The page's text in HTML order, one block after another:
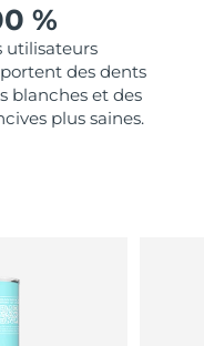
%
utilisateurs
des dents
blanches et des
plus saines.